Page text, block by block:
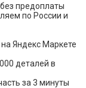
предоплаты
по России и
на Яндекс Маркете
деталей в
за 3 минуты